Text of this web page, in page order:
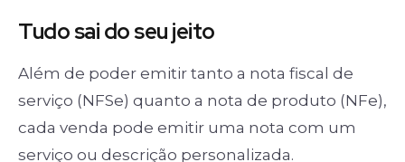
Tudo saido seu jeito
Além de poder emitir tanto a nota fiscal de
serviço (NFSe) quanto a nota de produto (NFe),
cada venda pode emitir uma nota com um
serviço ou descrição personalizada.